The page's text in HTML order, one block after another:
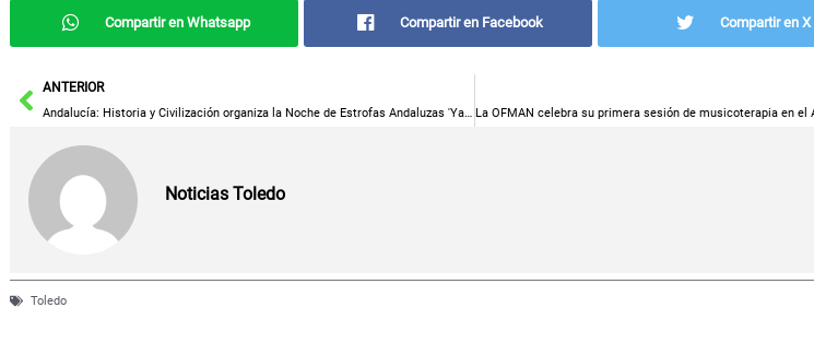
Compartir en Whatsapp Compartir en Facebook Compartir en X
AntANTERIOR
Andalucía: Historia y Civilización organiza la Noche de Estrofas Andaluzas 'Ya Zaman Al Wasl bil Andalusi'
Noticias Toledo
Toledo